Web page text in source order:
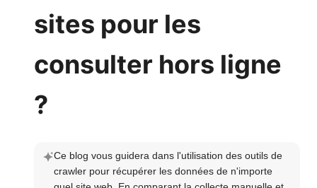
sites pour les
consulter hors ligne
?
Ce blog vous guidera dans l'utilisation des outils de
crawler pour récupérer les données de n'importe